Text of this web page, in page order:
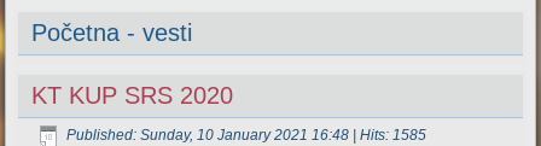
Početna - vesti
KT KUP SRS 2020
Published: Sunday, 10 January 2021 16:48 | Hits: 1585